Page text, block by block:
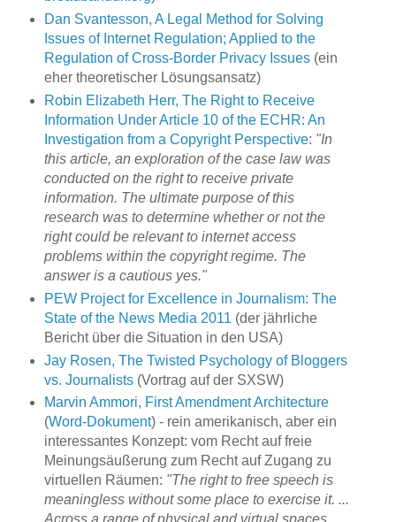
Dan Svantesson, A Legal Method for Solving
Issues of Internet Regulation; Applied to the
Regulation of Cross-Border Privacy Issues(ein
eher theoretischer Lösungsansatz)
Robin Elizabeth Herr, The Right to Receive
Information Under Article 10 of the ECHR: An
Investigation from a Copyright Perspective: "In
this article, an exploration of the case law was
conducted on the right to receive private
information. The ultimate purpose of this
research was to determine whether or not the
right could be relevant to internet access
problems within the copyright regime. The
answer is a cautious yes."
PEW Project for Excellence in Journalism: The
State of the News Media 2011 (der jährliche
Bericht über die Situation in den USA)
Jay Rosen, The Twisted Psychology of Bloggers
vs. Journalists(Vortrag auf der SXSW)
Marvin Ammori, First Amendment Architecture
(Word-Dokument) - rein amerikanisch, aber ein
interessantes Konzept: vom Recht auf freie
Meinungsäußerung zum Recht auf Zugang zu
virtuellen Räumen: "The right to free speech is
meaningless without some place to exercise it. ...